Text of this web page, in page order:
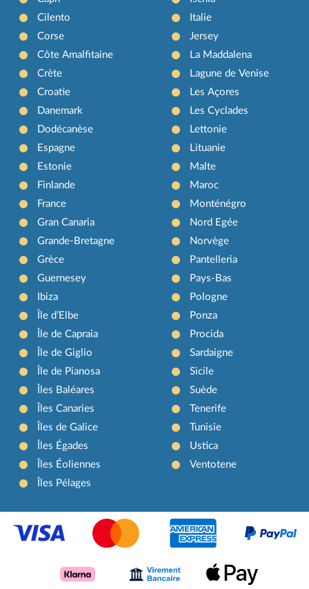
Cilento
Corse
Côte Amalfitaine
Crète
Croatie
Danemark
Dodécanèse
Espagne
Estonie
Finlande
France
Gran Canaria
Grande-Bretagne
Grèce
Guernesey
Ibiza
Île d’Elbe
Île de Capraia
Île de Giglio
Île de Pianosa
Îles Baléares
Îles Canaries
Îles de Galice
Îles Égades
Îles Éoliennes
Îles Pélages
Italie
Jersey
La Maddalena
Lagune de Venise
Les Açores
Les Cyclades
Lettonie
Lituanie
Malte
Maroc
Monténégro
Nord Egée
Norvège
Pantelleria
Pays-Bas
Pologne
Ponza
Procida
Sardaigne
Sicile
Suède
Tenerife
Tunisie
Ustica
Ventotene